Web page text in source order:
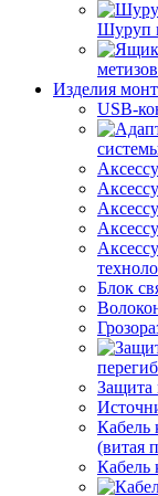
Шуруп
метизов
Изделия
USB-
Блок
Защита
Кабель
(витая
Кабель